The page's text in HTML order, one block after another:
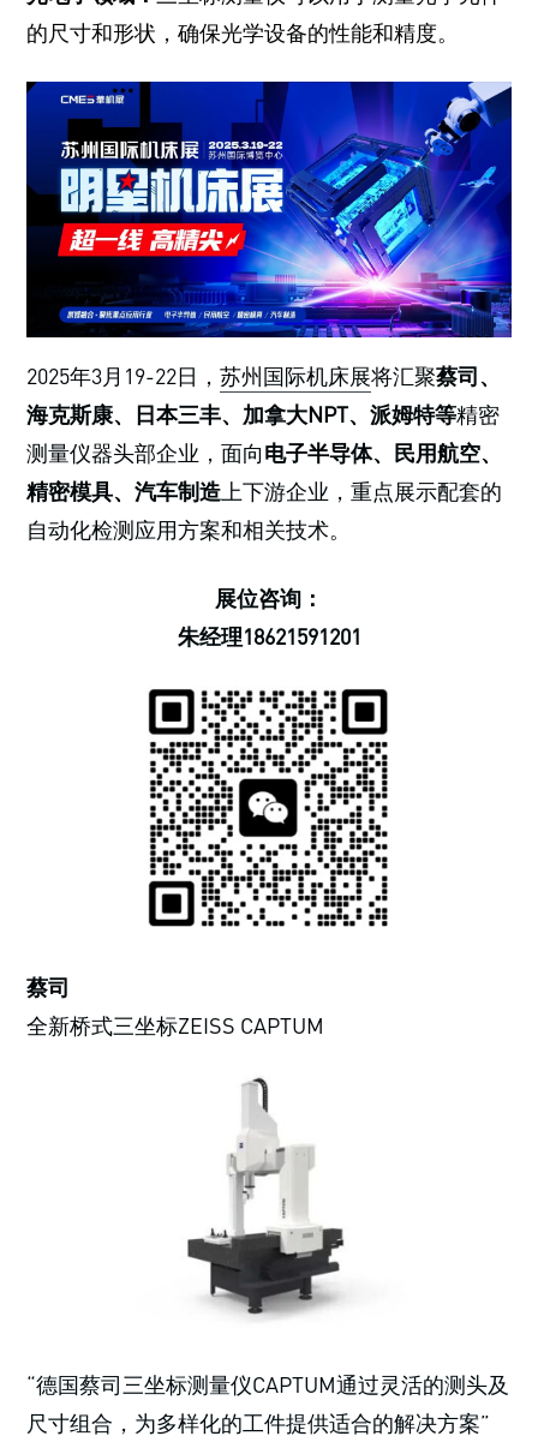
的尺寸和形状，确保光学设备的性能和精度。
2025年3月19-22日， 苏州国际机床展将汇聚蔡司、
海克斯康、日本三丰、加拿大NPT、派姆特等精密
测量仪器头部企业，面向电子半导体、民用航空、
精密模具、汽车制造 上下游企业，重点展示配套的
自动化检测应用方案和相关技术。
展位咨询：
朱经理18621591201
蔡司
全新桥式三坐标ZEISS CAPTUM
“德国蔡司三坐标测量仪CAPTUM通过灵活的测头及
尺寸组合，为多样化的工件提供适合的解决方案”